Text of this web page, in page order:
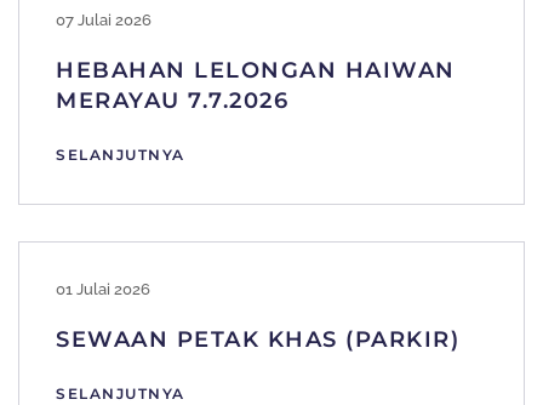
07 Julai 2026
HEBAHAN LELONGAN HAIWAN
MERAYAU 7.7.2026
SELANJUTNYA
01 Julai 2026
SEWAAN PETAK KHAS (PARKIR)
SELANJUTNYA